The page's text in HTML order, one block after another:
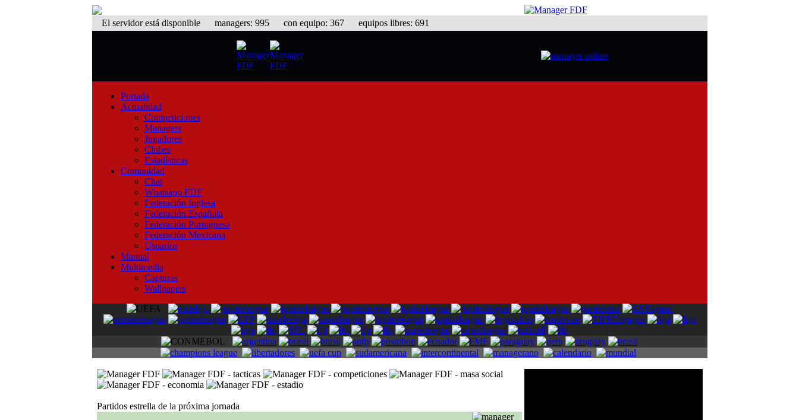
El servidor está disponiblemanagers: 995 con equipo: 367 equipos libres: 691
Portada
Actualidad
Competiciones
Managers
Jugadores
Clubes
Estadísticas
Comunidad
Chat
Whatsapp FDF
Federación Inglesa
Federación Española
Federación Portuguesa
Federación Mexicana
Usuarios
Manual
Multimedia
Capturas
Wallpapers
Partidos estrella de la próxima jornada